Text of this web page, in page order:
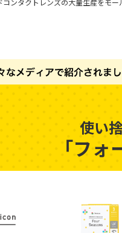
ンタクトレンズの大量生産をモー
使い
「フォ